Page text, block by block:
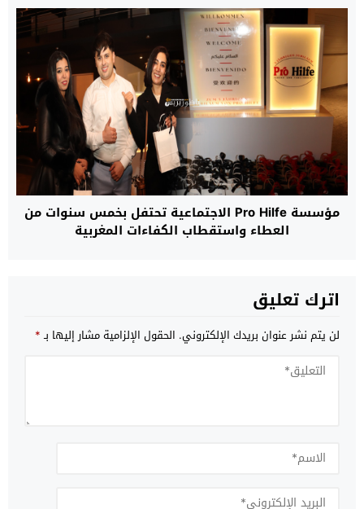
مؤسسة Pro Hilfe الاجتماعية تحتفل بخمس سنوات من
العطاء واستقطاب الكفاءات المغربية
اترك تعليق
لن يتم نشر عنوان بريدك الإلكتروني. الحقول الإلزامية مشار إليها بـ*